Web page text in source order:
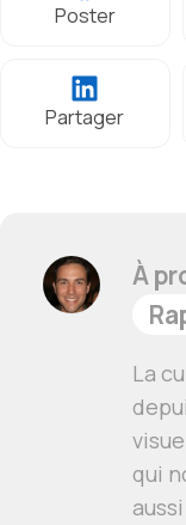
Poster
Partager
À
La
qui